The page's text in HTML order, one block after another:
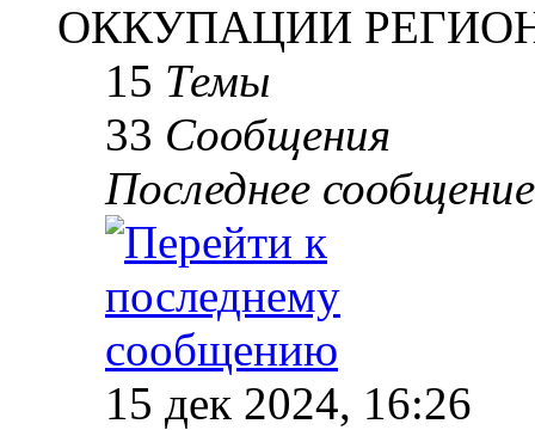
ОККУПАЦИИ
15 Темы
33 Сообщения
Последнее сообщение
15 дек 2024, 16:26